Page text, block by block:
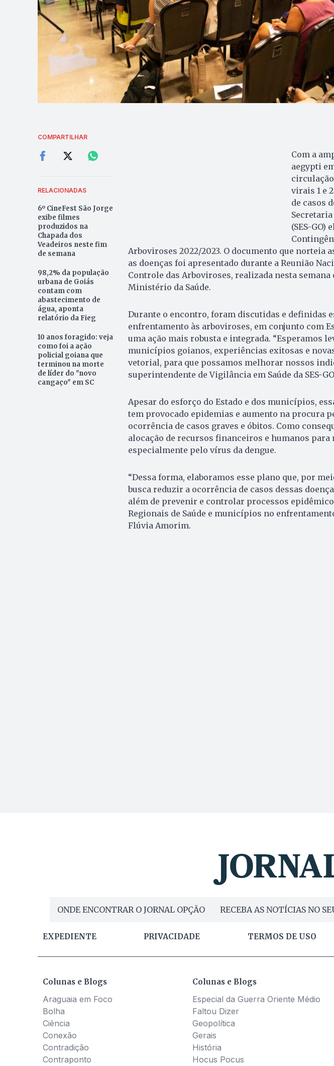
COMPARTILHAR
RELACIONADAS
6º CineFest São Jorge
exibe filmes
produzidos na
Chapada dos
Veadeiros neste fim
de semana
98,2% da população
urbana de Goiás
contam com
abastecimento de
água, aponta
relatório da Fieg
10 anos foragido: veja
como foi a ação
policial goiana que
terminou na morte
de líder do "novo
cangaço" em SC
Com a
aegypti
virais 1 e
de casos
Secretaria
(SES-GO)
Arboviroses 2022/2023. O documento que norteia
as doenças foi apresentado durante a Reunião
Controle das Arboviroses, realizada nesta semana
Ministério da Saúde.
Durante o encontro, foram discutidas e definidas
enfrentamento às arboviroses, em conjunto com
uma ação mais robusta e integrada. “Esperamos
municípios goianos, experiências exitosas e
vetorial, para que possamos melhorar nossos
superintendente de Vigilância em Saúde da SES-
Apesar do esforço do Estado e dos municípios,
tem provocado epidemias e aumento na procura
ocorrência de casos graves e óbitos. Como
alocação de recursos financeiros e humanos
especialmente pelo vírus da dengue.
“Dessa forma, elaboramos esse plano que, por
busca reduzir a ocorrência de casos dessas
além de prevenir e controlar processos
Regionais de Saúde e municípios no
Flúvia Amorim.
ONDE ENCONTRAR O JORNAL OPÇÃO RECEBA AS NOTÍCIAS NO
EXPEDIENTE PRIVACIDADE TERMOS DE USO
Colunas e Blogs
Araguaia em Foco
Bolha
Ciência
Conexão
Contradição
Contraponto
Colunas e Blogs
Especial da Guerra Oriente Médio
Faltou Dizer
Geopolítica
Gerais
História
Hocus Pocus